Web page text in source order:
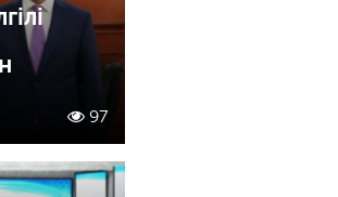
97